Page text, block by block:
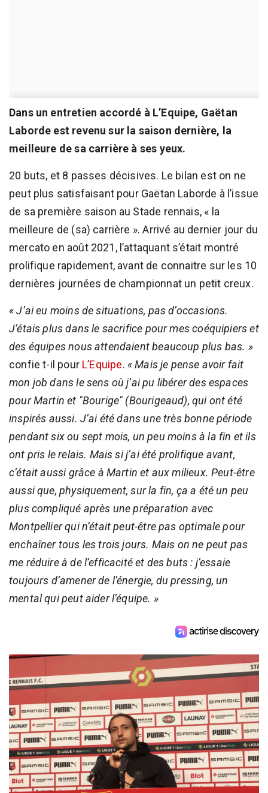
Dans un entretien accordé à L’Equipe, Gaëtan
Laborde est revenu sur la saison dernière, la
meilleure de sa carrière à ses yeux.
20 buts, et 8 passes décisives. Le bilan est on ne
peut plus satisfaisant pour Gaëtan Laborde à l’issue
de sa première saison au Stade rennais, « la
meilleure de (sa) carrière ». Arrivé au dernier jour du
mercato en août 2021, l’attaquant s’était montré
prolifique rapidement, avant de connaitre sur les 10
dernières journées de championnat un petit creux.
« J’ai eu moins de situations, pas d’occasions.
J’étais plus dans le sacrifice pour mes coéquipiers et
des équipes nous attendaient beaucoup plus bas. »
confie t-il pour L’Equipe. « Mais je pense avoir fait
mon job dans le sens où j’ai pu libérer des espaces
pour Martin et "Bourige" (Bourigeaud), qui ont été
inspirés aussi. J’ai été dans une très bonne période
pendant six ou sept mois, un peu moins à la fin et ils
ont pris le relais. Mais si j’ai été prolifique avant,
c’était aussi grâce à Martin et aux milieux. Peut-être
aussi que, physiquement, sur la fin, ça a été un peu
plus compliqué après une préparation avec
Montpellier qui n’était peut-être pas optimale pour
enchaîner tous les trois jours. Mais on ne peut pas
me réduire à de l’efficacité et des buts : j’essaie
toujours d’amener de l’énergie, du pressing, un
mental qui peut aider l’équipe. »